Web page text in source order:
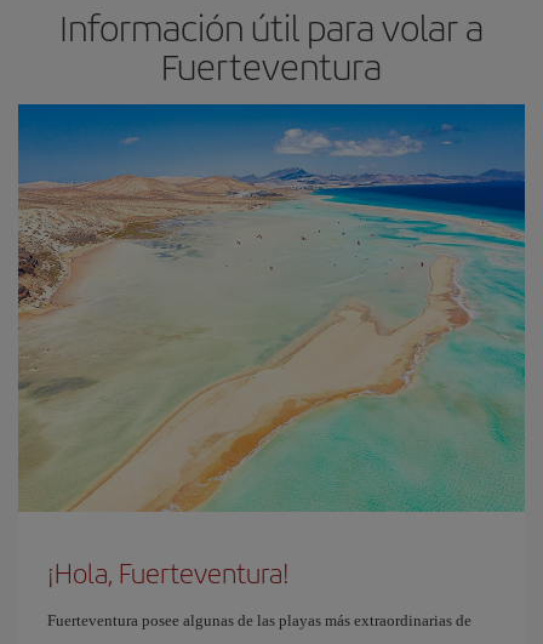
Información útil para volar a
Fuerteventura
¡Hola, Fuerteventura!
Fuerteventura posee algunas de las playas más extraordinarias de